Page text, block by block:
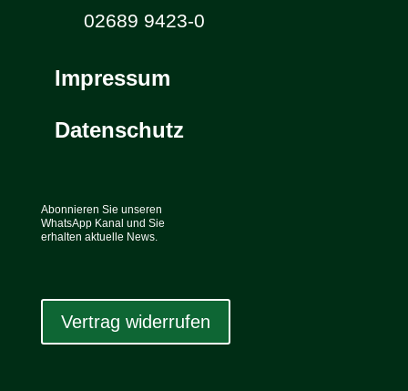
02689 9423-0
Impressum
Datenschutz
Abonnieren Sie unseren
WhatsApp Kanal und Sie
erhalten aktuelle News.
Vertrag widerrufen